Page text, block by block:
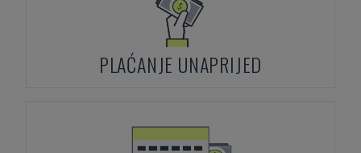
PLAĆANJE UNAPRIJED